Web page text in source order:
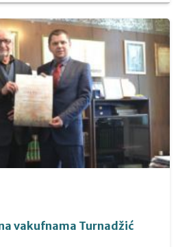
vakufnama Turnadžić